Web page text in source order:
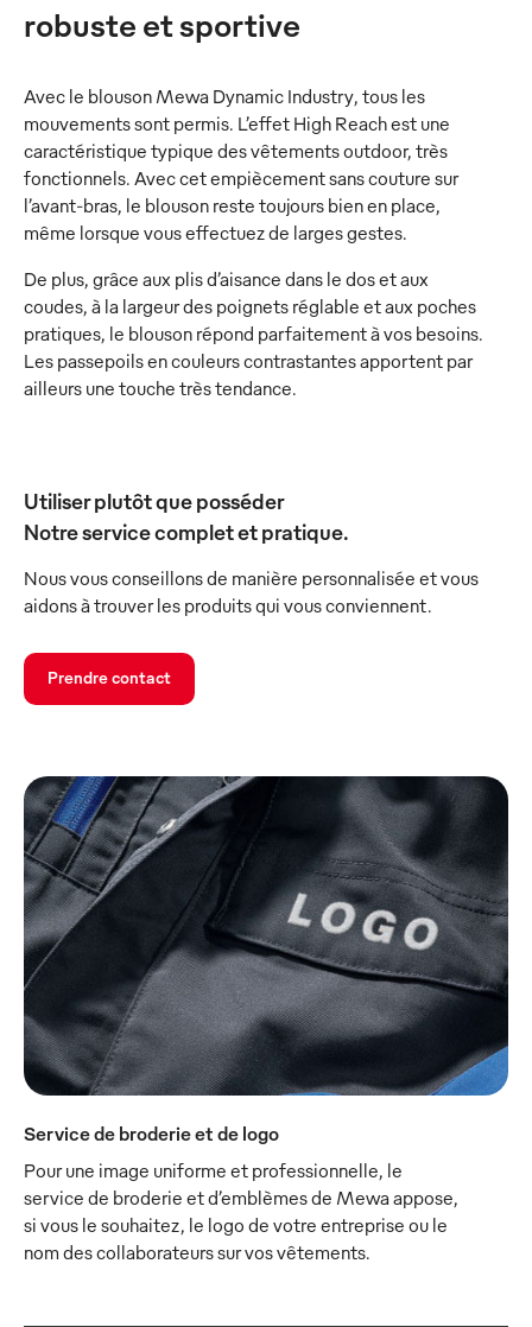
robuste et sportive
Avec le blouson Mewa Dynamic Industry, tous les
mouvements sont permis. L’effet High Reach est une
caractéristique typique des vêtements outdoor, très
fonctionnels. Avec cet empiècement sans couture sur
l’avant-bras, le blouson reste toujours bien en place,
même lorsque vous effectuez de larges gestes.
De plus, grâce aux plis d’aisance dans le dos et aux
coudes, à la largeur des poignets réglable et aux poches
pratiques, le blouson répond parfaitement à vos besoins.
Les passepoils en couleurs contrastantes apportent par
ailleurs une touche très tendance.
Utiliser plutôt que posséder
Notre service complet et pratique.
Nous vous conseillons de manière personnalisée et vous
aidons à trouver les produits qui vous conviennent.
Prendre contact
Service de broderie et de logo
Pour une image uniforme et professionnelle, le
service de broderie et d’emblèmes de Mewa appose,
si vous le souhaitez, le logo de votre entreprise ou le
nom des collaborateurs sur vos vêtements.